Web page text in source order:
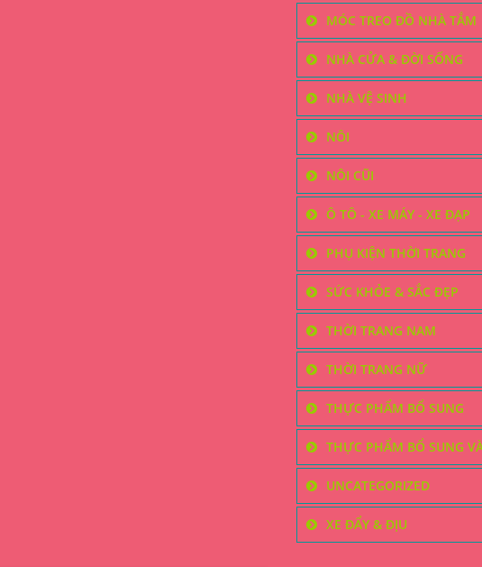
MÓC TREO ĐỒ NHÀ TẮM
NHÀ CỬA & ĐỜI SỐNG
NHÀ VỆ SINH
NÔI
NÔI CŨI
Ô TÔ - XE MÁY - XE ĐẠP
PHỤ KIỆN THỜI TRANG
SỨC KHỎE & SẮC ĐẸP
THỜI TRANG NAM
THỜI TRANG NỮ
THỰC PHẨM BỔ SUNG
THỰC PHẨM BỔ SUNG
UNCATEGORIZED
XE ĐẨY & ĐỊU